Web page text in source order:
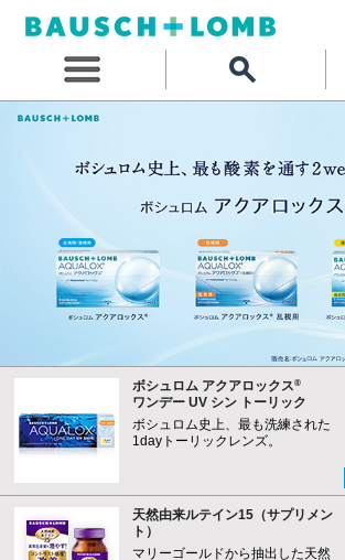
ボシュロム アクアロックス®
ワンデー UV シン トーリック
ボシュロム史上、最も洗練された
1dayトーリックレンズ。
天然由来ルテイン15（サプリメン
ト）
マリーゴールドから抽出した天然